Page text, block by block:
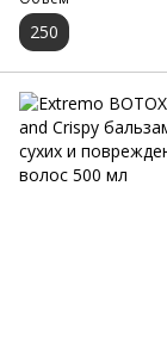
250